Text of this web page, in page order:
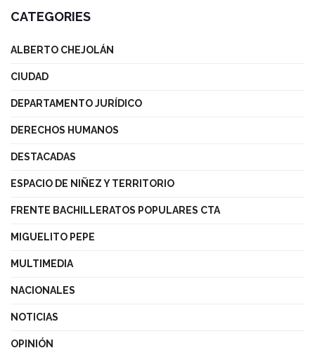
CATEGORIES
ALBERTO CHEJOLÁN
CIUDAD
DEPARTAMENTO JURÍDICO
DERECHOS HUMANOS
DESTACADAS
ESPACIO DE NIÑEZ Y TERRITORIO
FRENTE BACHILLERATOS POPULARES CTA
MIGUELITO PEPE
MULTIMEDIA
NACIONALES
NOTICIAS
OPINIÓN